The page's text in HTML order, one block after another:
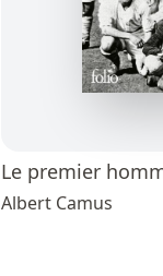
Le premier
Albert Camus